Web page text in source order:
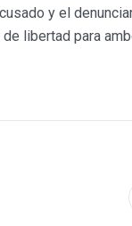
y el
libertad para